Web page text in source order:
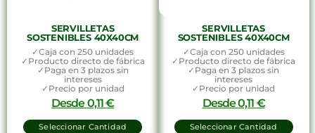
SERVILLETAS
SOSTENIBLES 40X40CM
✓Caja con 250 unidades
✓Producto directo de fábrica
✓Paga en 3 plazos sin
intereses
✓Precio por unidad
Desde0,11€
Seleccionar Cantidad
SERVILLETAS
SOSTENIBLES 40X40CM
✓Caja con 250 unidades
✓Producto directo de fábrica
✓Paga en 3 plazos sin
intereses
✓Precio por unidad
Desde0,11 €
Seleccionar Cantidad